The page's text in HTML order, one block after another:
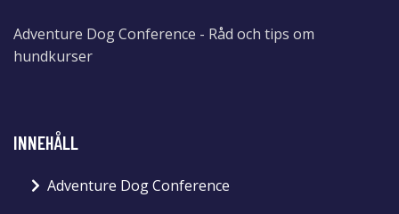
Adventure Dog Conference - Råd och tips om
hundkurser
INNEHÅLL
Adventure Dog Conference